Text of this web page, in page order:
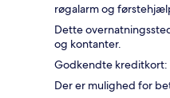
røgalarm og
Dette
og kontanter.
Godkendte kreditkort:
Der er mulighed for